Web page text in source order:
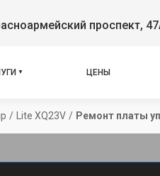
проспект,
ЦЕНЫ
/ Lite XQ23V / Ремонт платы